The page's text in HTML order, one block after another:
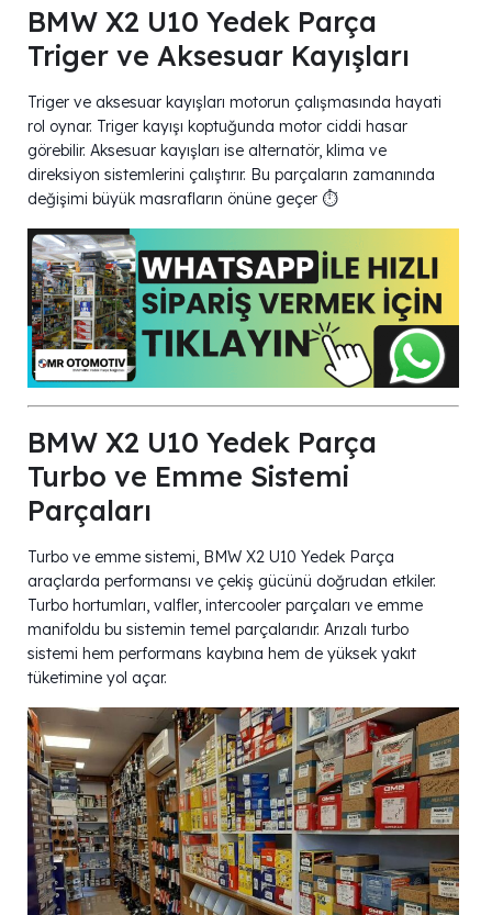
BMW X2 U10 Yedek Parça
Triger ve Aksesuar Kayışları
Triger ve aksesuar kayışları motorun çalışmasında hayati
rol oynar. Triger kayışı koptuğunda motor ciddi hasar
görebilir. Aksesuar kayışları ise alternatör, klima ve
direksiyon sistemlerini çalıştırır. Bu parçaların zamanında
değişimi büyük masrafların önüne geçer ⏱️
BMW X2 U10 Yedek Parça
Turbo ve Emme Sistemi
Parçaları
Turbo ve emme sistemi, BMW X2 U10 Yedek Parça
araçlarda performansı ve çekiş gücünü doğrudan etkiler.
Turbo hortumları, valfler, intercooler parçaları ve emme
manifoldu bu sistemin temel parçalarıdır. Arızalı turbo
sistemi hem performans kaybına hem de yüksek yakıt
tüketimine yol açar.